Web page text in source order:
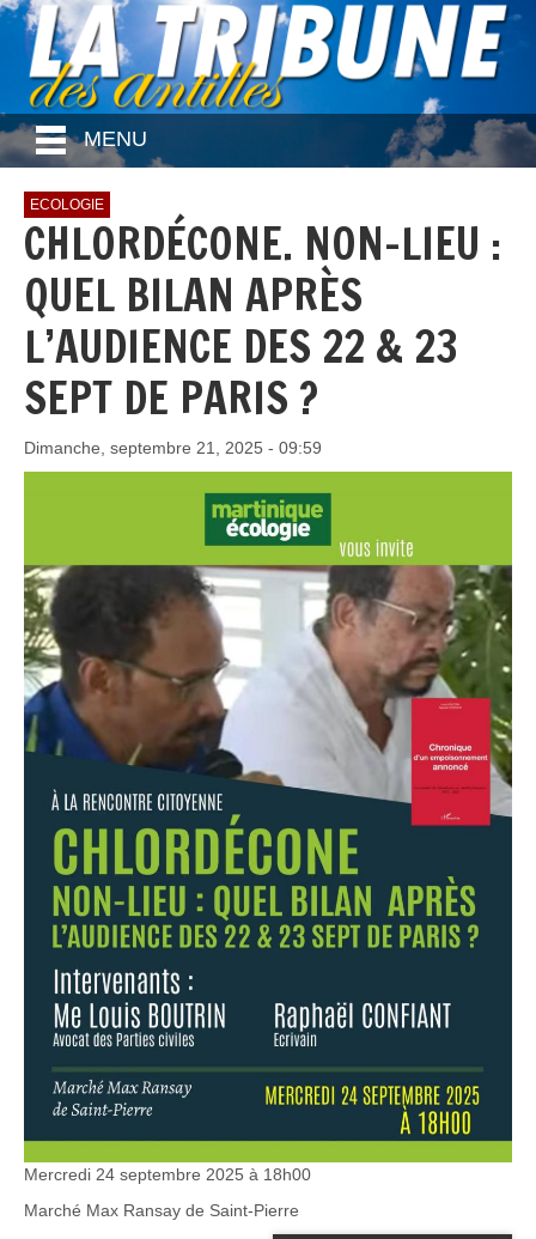
MENU
ECOLOGIE
CHLORDÉCONE. NON-LIEU :
QUEL BILAN APRÈS
L’AUDIENCE DES 22 & 23
SEPT DE PARIS ?
Dimanche, septembre 21, 2025 - 09:59
Mercredi 24 septembre 2025 à 18h00
Marché Max Ransay de Saint-Pierre